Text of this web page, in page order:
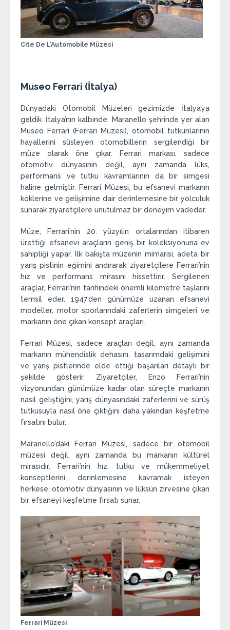
Cite De L’Automobile Müzesi
Museo Ferrari (İtalya)
Dünyadaki Otomobil Müzeleri gezimizde İtalya’ya
geldik. İtalya’nın kalbinde, Maranello şehrinde yer alan
Museo Ferrari (Ferrari Müzesi), otomobil tutkunlarının
hayallerini süsleyen otomobillerin sergilendiği bir
müze olarak öne çıkar. Ferrari markası, sadece
otomotiv dünyasının değil, aynı zamanda lüks,
performans ve tutku kavramlarının da bir simgesi
haline gelmiştir. Ferrari Müzesi, bu efsanevi markanın
köklerine ve gelişimine dair derinlemesine bir yolculuk
sunarak ziyaretçilere unutulmaz bir deneyim vadeder.
Müze, Ferrari’nin 20. yüzyılın ortalarından itibaren
ürettiği efsanevi araçların geniş bir koleksiyonuna ev
sahipliği yapar. İlk bakışta müzenin mimarisi, adeta bir
yarış pistinin eğimini andırarak ziyaretçilere Ferrari’nin
hız ve performans mirasını hissettirir. Sergilenen
araçlar, Ferrari’nin tarihindeki önemli kilometre taşlarını
temsil eder. 1947’den günümüze uzanan efsanevi
modeller, motor sporlarındaki zaferlerin simgeleri ve
markanın öne çıkan konsept araçları.
Ferrari Müzesi, sadece araçları değil, aynı zamanda
markanın mühendislik dehasını, tasarımdaki gelişimini
ve yarış pistlerinde elde ettiği başarıları detaylı bir
şekilde gösterir. Ziyaretçiler, Enzo Ferrari’nin
vizyonundan günümüze kadar olan süreçte markanın
nasıl geliştiğini, yarış dünyasındaki zaferlerini ve sürüş
tutkusuyla nasıl öne çıktığını daha yakından keşfetme
fırsatını bulur.
Maranello’daki Ferrari Müzesi, sadece bir otomobil
müzesi değil, aynı zamanda bu markanın kültürel
mirasıdır. Ferrari’nin hız, tutku ve mükemmeliyet
konseptlerini derinlemesine kavramak isteyen
herkese, otomotiv dünyasının ve lüksün zirvesine çıkan
bir efsaneyi keşfetme fırsatı sunar.
Ferrari Müzesi